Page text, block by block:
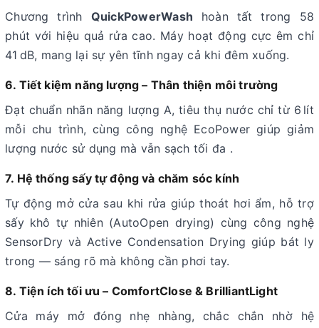
Chương trình QuickPowerWash hoàn tất trong 58
phút với hiệu quả rửa cao. Máy hoạt động cực êm chỉ
41 dB, mang lại sự yên tĩnh ngay cả khi đêm xuống.
6. Tiết kiệm năng lượng – Thân thiện môi trường
Đạt chuẩn nhãn năng lượng A, tiêu thụ nước chỉ từ 6 lít
mỗi chu trình, cùng công nghệ EcoPower giúp giảm
lượng nước sử dụng mà vẫn sạch tối đa .
7. Hệ thống sấy tự động và chăm sóc kính
Tự động mở cửa sau khi rửa giúp thoát hơi ẩm, hỗ trợ
sấy khô tự nhiên (AutoOpen drying) cùng công nghệ
SensorDry và Active Condensation Drying giúp bát ly
trong — sáng rõ mà không cần phơi tay.
8. Tiện ích tối ưu – ComfortClose & BrilliantLight
Cửa máy mở đóng nhẹ nhàng, chắc chắn nhờ hệ